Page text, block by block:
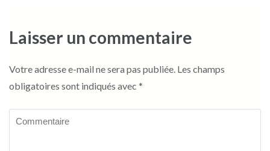
Laisser un commentaire
Votre adresse e-mail ne sera pas publiée. Les champs
obligatoires sont indiqués avec *
Commentaire